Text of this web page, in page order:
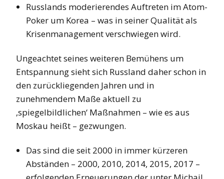
Russlands moderierendes Auftreten im Atom-
Poker um Korea – was in seiner Qualität als
Krisenmanagement verschwiegen wird.
Ungeachtet seines weiteren Bemühens um
Entspannung sieht sich Russland daher schon in
den zurückliegenden Jahren und in
zunehmendem Maße aktuell zu
‚spiegelbildlichen‘ Maßnahmen – wie es aus
Moskau heißt – gezwungen.
Das sind die seit 2000 in immer kürzeren
Abständen – 2000, 2010, 2014, 2015, 2017 –